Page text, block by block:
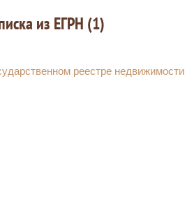
из ЕГРН (1)
реестре недвижимости